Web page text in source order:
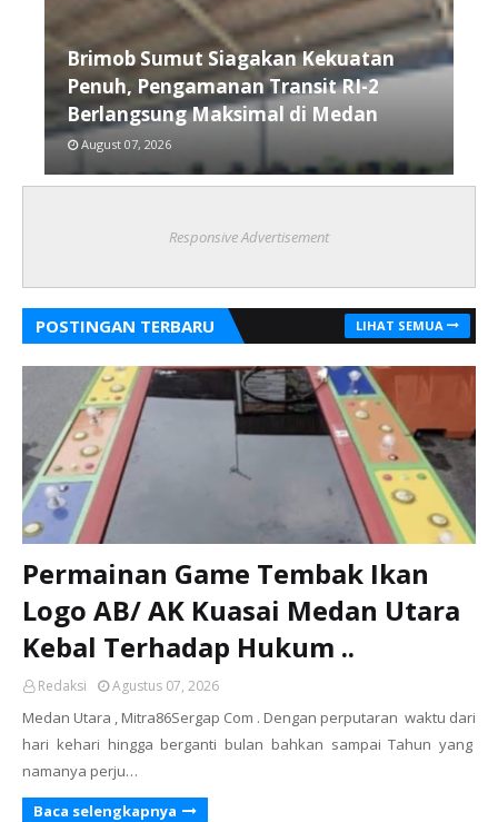
Brimob Sumut Siagakan Kekuatan
Penuh, Pengamanan Transit RI-2
Berlangsung Maksimal di Medan
August 07, 2026
Responsive Advertisement
POSTINGAN TERBARU LIHAT SEMUA
Permainan Game Tembak Ikan
Logo AB/ AK Kuasai Medan Utara
Kebal Terhadap Hukum ..
Redaksi Agustus 07, 2026
Medan Utara , Mitra86Sergap Com . Dengan perputaran waktu dari
hari kehari hingga berganti bulan bahkan sampai Tahun yang
namanya perju…
Baca selengkapnya